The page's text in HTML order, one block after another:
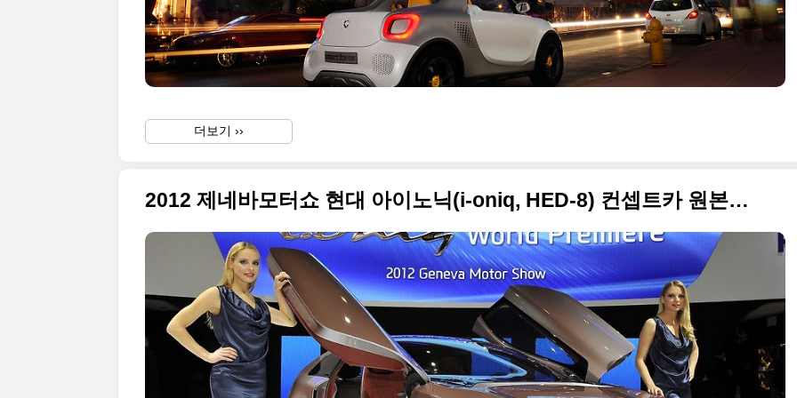
더보기 ››
2012 제네바모터쇼 현대 아이노닉(i-oniq, HED-8) 컨셉트카 원본 사진